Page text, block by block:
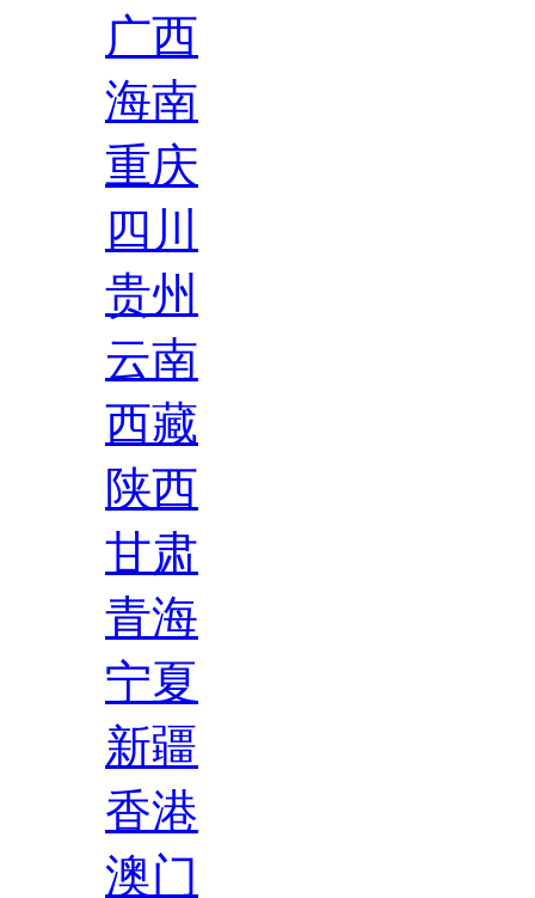
广西
海南
重庆
四川
贵州
云南
西藏
陕西
甘肃
青海
宁夏
新疆
香港
澳门